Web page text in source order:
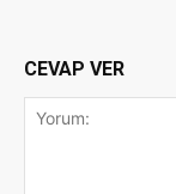
CEVAP VER